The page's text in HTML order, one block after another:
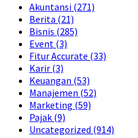
Akuntansi (271)
Berita (21)
Bisnis (285)
Event (3)
Fitur Accurate (33)
Karir (3)
Keuangan (53)
Manajemen (52)
Marketing (59)
Pajak (9)
Uncategorized (914)